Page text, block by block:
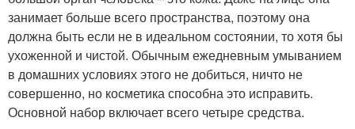
занимает больше всего пространства, поэтому она
должна быть если не в идеальном состоянии, то хотя бы
ухоженной и чистой. Обычным ежедневным умыванием
в домашних условиях этого не добиться, ничто не
совершенно, но косметика способна это исправить.
Основной набор включает всего четыре средства.